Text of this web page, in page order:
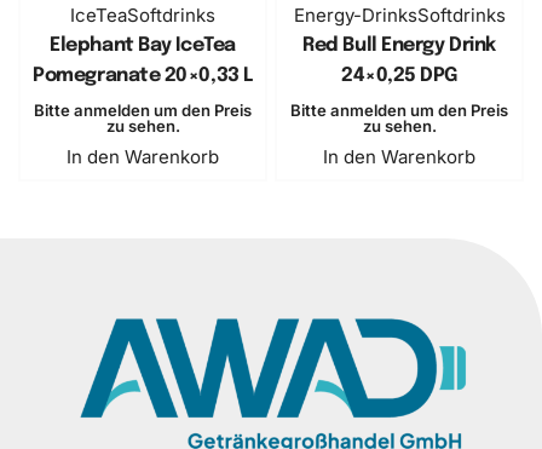
IceTeaSoftdrinks
Elephant Bay IceTea
Pomegranate ​20×0,33 L
Bitte anmelden um den Preis
zu sehen.
In den Warenkorb
Energy-DrinksSoftdrinks
Red Bull ​Energy Drink
24×0,25 DPG
Bitte anmelden um den Preis
zu sehen.
In den Warenkorb